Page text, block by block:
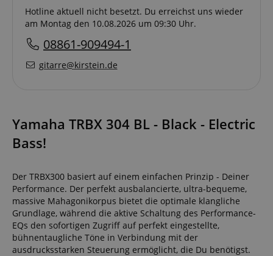
Hotline aktuell nicht besetzt. Du erreichst uns wieder
am Montag den 10.08.2026 um 09:30 Uhr.
08861-909494-1
gitarre@kirstein.de
Yamaha TRBX 304 BL - Black - Electric
Bass!
Der TRBX300 basiert auf einem einfachen Prinzip - Deiner
Performance. Der perfekt ausbalancierte, ultra-bequeme,
massive Mahagonikorpus bietet die optimale klangliche
Grundlage, während die aktive Schaltung des Performance-
EQs den sofortigen Zugriff auf perfekt eingestellte,
bühnentaugliche Töne in Verbindung mit der
ausdrucksstarken Steuerung ermöglicht, die Du benötigst.